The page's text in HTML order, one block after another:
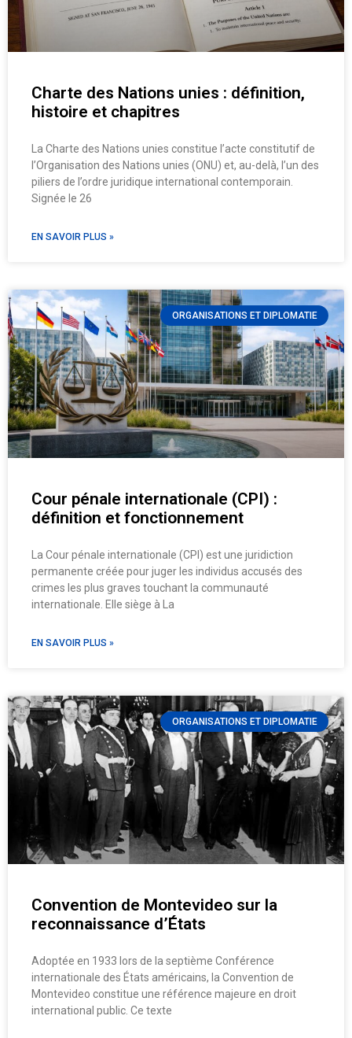
Charte des Nations unies : définition,
histoire et chapitres
La Charte des Nations unies constitue l’acte constitutif de
l’Organisation des Nations unies (ONU) et, au-delà, l’un des
piliers de l’ordre juridique international contemporain.
Signée le 26
EN SAVOIR PLUS »
ORGANISATIONS ET DIPLOMATIE
Cour pénale internationale (CPI) :
définition et fonctionnement
La Cour pénale internationale (CPI) est une juridiction
permanente créée pour juger les individus accusés des
crimes les plus graves touchant la communauté
internationale. Elle siège à La
EN SAVOIR PLUS »
ORGANISATIONS ET DIPLOMATIE
Convention de Montevideo sur la
reconnaissance d’États
Adoptée en 1933 lors de la septième Conférence
internationale des États américains, la Convention de
Montevideo constitue une référence majeure en droit
international public. Ce texte